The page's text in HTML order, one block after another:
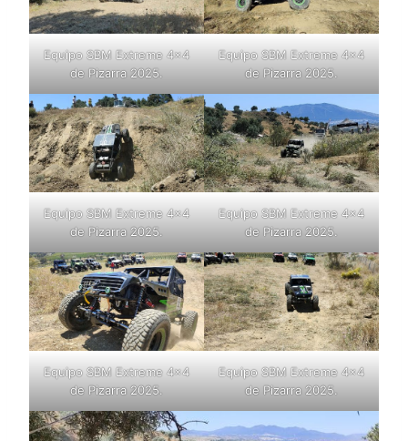
Equipo SBM Extreme 4×4
de Pizarra 2025.
Equipo SBM Extreme 4×4
de Pizarra 2025.
Equipo SBM Extreme 4×4
de Pizarra 2025.
Equipo SBM Extreme 4×4
de Pizarra 2025.
Equipo SBM Extreme 4×4
de Pizarra 2025.
Equipo SBM Extreme 4×4
de Pizarra 2025.